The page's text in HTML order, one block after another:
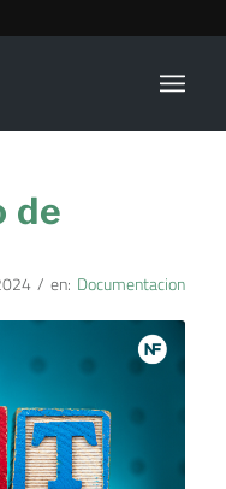
de
/ en: Documentacion